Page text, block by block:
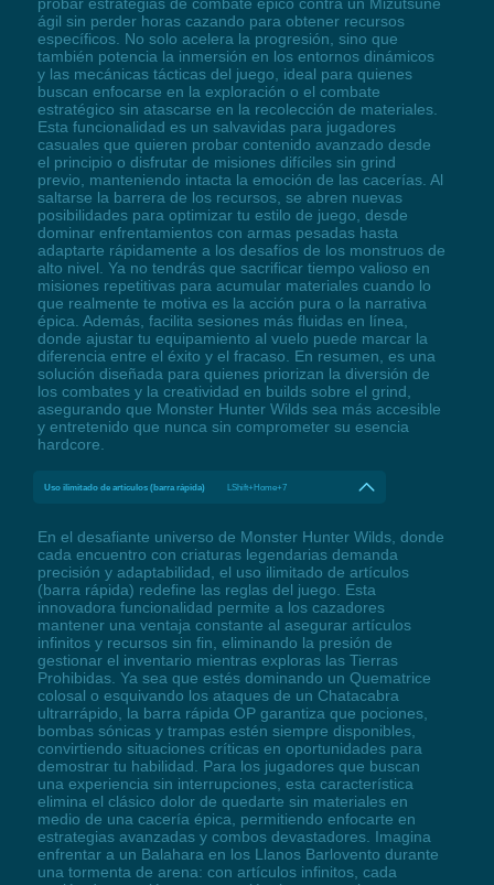
ágil sin perder horas cazando para obtener recursos
específicos. No solo acelera la progresión, sino que
también potencia la inmersión en los entornos dinámicos
y las mecánicas tácticas del juego, ideal para quienes
buscan enfocarse en la exploración o el combate
estratégico sin atascarse en la recolección de materiales.
Esta funcionalidad es un salvavidas para jugadores
casuales que quieren probar contenido avanzado desde
el principio o disfrutar de misiones difíciles sin grind
previo, manteniendo intacta la emoción de las cacerías. Al
saltarse la barrera de los recursos, se abren nuevas
posibilidades para optimizar tu estilo de juego, desde
dominar enfrentamientos con armas pesadas hasta
adaptarte rápidamente a los desafíos de los monstruos de
alto nivel. Ya no tendrás que sacrificar tiempo valioso en
misiones repetitivas para acumular materiales cuando lo
que realmente te motiva es la acción pura o la narrativa
épica. Además, facilita sesiones más fluidas en línea,
donde ajustar tu equipamiento al vuelo puede marcar la
diferencia entre el éxito y el fracaso. En resumen, es una
solución diseñada para quienes priorizan la diversión de
los combates y la creatividad en builds sobre el grind,
asegurando que Monster Hunter Wilds sea más accesible
y entretenido que nunca sin comprometer su esencia
hardcore.
Uso ilimitado de artículos (barra rápida) LShift+Home+7
En el desafiante universo de Monster Hunter Wilds, donde
cada encuentro con criaturas legendarias demanda
precisión y adaptabilidad, el uso ilimitado de artículos
(barra rápida) redefine las reglas del juego. Esta
innovadora funcionalidad permite a los cazadores
mantener una ventaja constante al asegurar artículos
infinitos y recursos sin fin, eliminando la presión de
gestionar el inventario mientras exploras las Tierras
Prohibidas. Ya sea que estés dominando un Quematrice
colosal o esquivando los ataques de un Chatacabra
ultrarrápido, la barra rápida OP garantiza que pociones,
bombas sónicas y trampas estén siempre disponibles,
convirtiendo situaciones críticas en oportunidades para
demostrar tu habilidad. Para los jugadores que buscan
una experiencia sin interrupciones, esta característica
elimina el clásico dolor de quedarte sin materiales en
medio de una cacería épica, permitiendo enfocarte en
estrategias avanzadas y combos devastadores. Imagina
enfrentar a un Balahara en los Llanos Barlovento durante
una tormenta de arena: con artículos infinitos, cada